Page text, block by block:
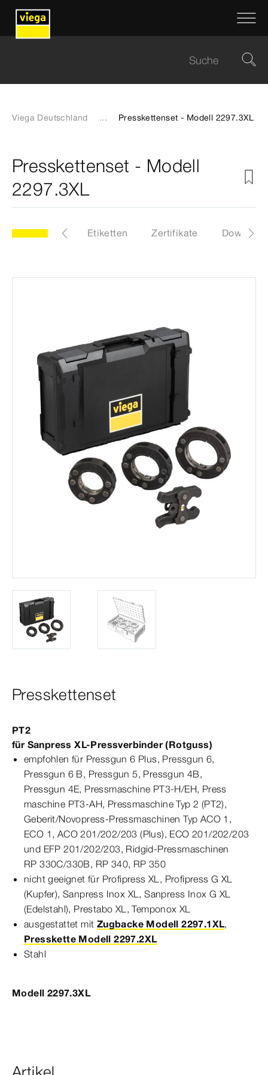
Viega Deutschland ... Presskettenset - Modell 2297.3XL
Presskettenset - Modell
2297.3XL
Artikel Etiketten Zertifikate
Presskettenset
PT2
für Sanpress XL-Pressverbinder(Rotguss)
empfohlen für Pressgun 6 Plus, Pressgun 6,
Pressgun 6 B, Pressgun 5, Pressgun 4B,
Pressgun 4E, Press­maschine PT3-H/EH, Press­
maschine PT3-AH, Press­maschine Typ 2 (PT2),
Geberit/Novopress-​Press­maschinen Typ ACO 1,
ECO 1, ACO 201 /202/203 (Plus), ECO 201/202/203
und EFP 201/202/203, Ridgid-​Press­maschinen
RP 330C/330B, RP 340, RP 350
nicht geeignet für Profipress XL, Profipress G XL
(Kupfer),Sanpress Inox XL,Sanpress Inox G XL
(Edelstahl), Prestabo XL,Temponox XL
ausgestattet mit Zugbacke Modell 2297.1XL,
Presskette Modell 2297.2XL
Stahl
Modell 2297.3XL